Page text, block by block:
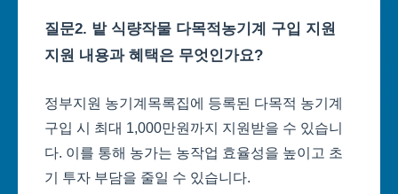
질문2. 밭 식량작물 다목적농기계 구입 지원
지원 내용과 혜택은 무엇인가요?
정부지원 농기계목록집에 등록된 다목적 농기계
구입 시 최대 1,000만원까지 지원받을 수 있습니
다. 이를 통해 농가는 농작업 효율성을 높이고 초
기 투자 부담을 줄일 수 있습니다.